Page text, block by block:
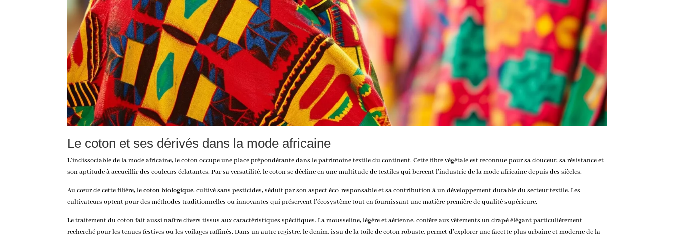
Le coton et ses dérivés dans la mode africaine
L’indissociable de la mode africaine, le coton occupe une place prépondérante dans le patrimoine textile du continent. Cette fibre végétale est reconnue pour sa douceur, sa résistance et
son aptitude à accueillir des couleurs éclatantes. Par sa versatilité, le coton se décline en une multitude de textiles qui bercent l’industrie de la mode africaine depuis des siècles.
Au cœur de cette filière, lecoton biologique, cultivé sans pesticides, séduit par son aspect éco-responsable et sa contribution à un développement durable du secteur textile. Les
cultivateurs optent pour des méthodes traditionnelles ou innovantes qui préservent l’écosystème tout en fournissant une matière première de qualité supérieure.
Le traitement du coton fait aussi naître divers tissus aux caractéristiques spécifiques. La mousseline, légère et aérienne, confère aux vêtements un drapé élégant particulièrement
recherché pour les tenues festives ou les voilages raffinés. Dans un autre registre, le denim, issu de la toile de coton robuste, permet d’explorer une facette plus urbaine et moderne de la